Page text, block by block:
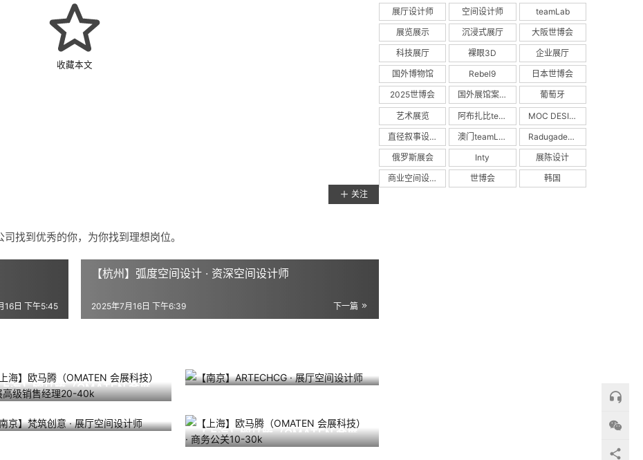
收藏本文
关注
找到优秀的你，为你找到理想岗位。
16日 下午5:45
【杭州】弧度空间设计 · 资深空间设计师
下一篇
2025年7月16日 下午6:39
海】欧马腾（OMATEN 会展
）· 会展高级销售经理20-
年9月13日 721
【南京】ARTECHCG · 展厅空间设
2025年7月10日 844
京】梵筑创意 · 展厅空间设计
年7月22日 722
【上海】欧马腾（OMATEN 会展
科技）· 商务公关10-30k
2025年8月12日 609
展厅设计师 空间设计师 teamLab
展览展示 沉浸式展厅 大阪世博会
科技展厅 裸眼3D 企业展厅
国外博物馆 Rebel9 日本世博会
2025世博会 国外展馆案例 葡萄牙
艺术展览 阿布扎比teamLab MOC DESIGN
直径叙事设计 澳门teamLab Radugadesign
俄罗斯展会 Inty 展陈设计
商业空间设计 世博会 韩国